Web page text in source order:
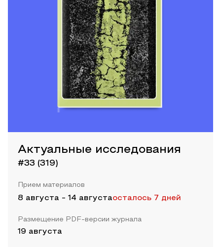
Актуальные исследования
#33 (319)
Прием материалов
8 августа - 14 августаосталось 7 дней
Размещение PDF-версии журнала
19 августа